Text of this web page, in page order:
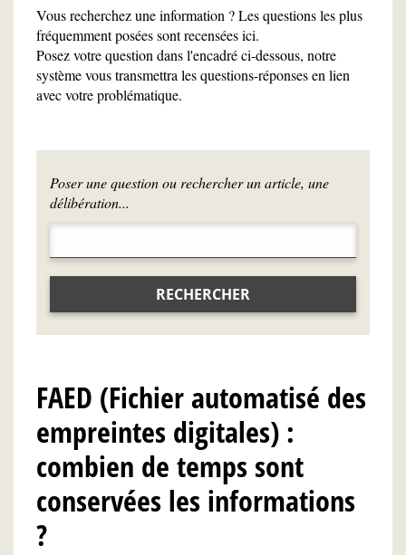
Vous recherchez une information ? Les questions les plus
fréquemment posées sont recensées ici.
Posez votre question dans l'encadré ci-dessous, notre
système vous transmettra les questions-réponses en lien
avec votre problématique.
Poser une question ou rechercher un article, une
délibération...
RECHERCHER
FAED (Fichier automatisé des
empreintes digitales) :
combien de temps sont
conservées les informations
?